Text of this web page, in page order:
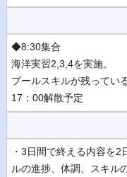
◆8:30集合
海洋実習2,3,4を実施。
プールスキルが残ってい
17：00解散予定
・3日間で終える内容を
ルの進捗、体調、スキル